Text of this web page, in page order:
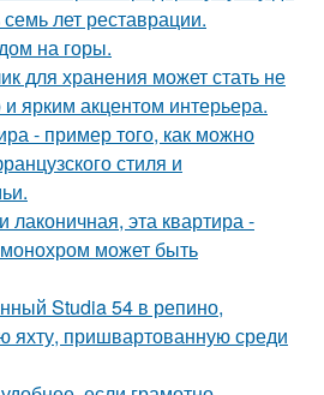
лет реставрации.
на горы.
для хранения может стать не
ярким акцентом интерьера.
- пример того, как можно
стиля и
эта квартира -
может быть
Studia 54 в репино,
яхту, пришвартованную среди